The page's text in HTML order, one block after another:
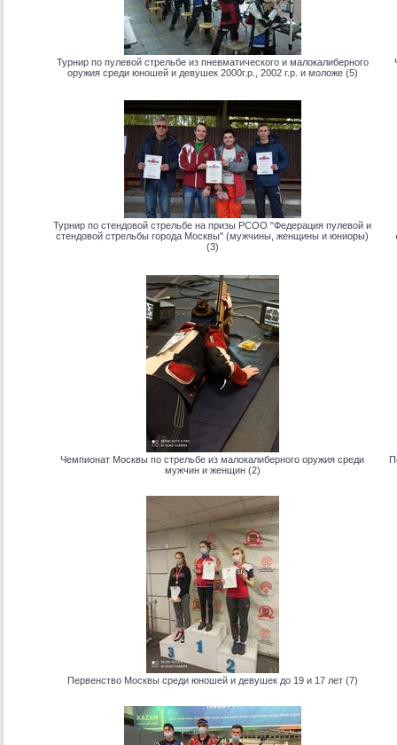
Турнир по пулевой стрельбе из пневматического и малокалиберного
оружия среди юношей и девушек 2000г.р., 2002 г.р. и моложе (5)
Турнир по стендовой стрельбе на призы РСОО "Федерация пулевой и
стендовой стрельбы города Москвы" (мужчины, женщины и юниоры)
(3)
Чемпионат Москвы по стрельбе из малокалиберного оружия среди
мужчин и женщин (2)
Первенство Москвы среди юношей и девушек до 19 и 17 лет (7)